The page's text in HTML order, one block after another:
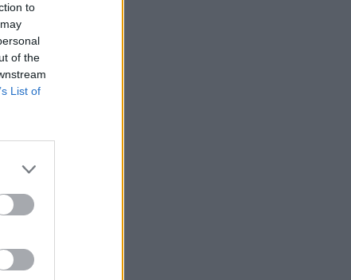
to
of the
List of
alighanem
álltak a kilőtt
adományozott